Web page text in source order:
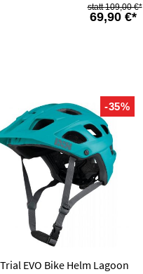
69,90 €*
109,00 €*
-35%
EVO Bike Helm Lagoon